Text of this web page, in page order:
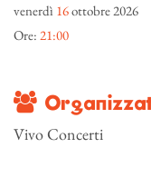
venerdì 16ottobre 2026
Ore: 21:00
Vivo Concerti